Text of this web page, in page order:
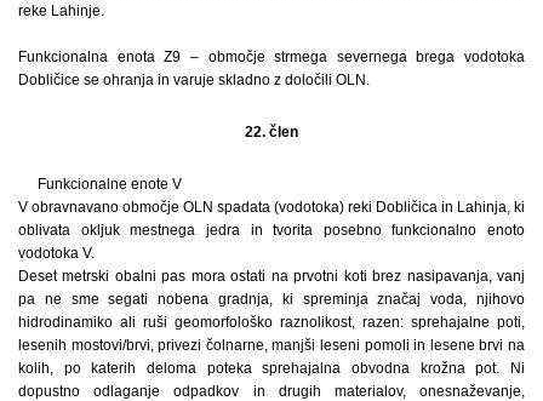
reke Lahinje.
Funkcionalna enota Z9 – območje strmega severnega brega vodotoka
Dobličice se ohranja in varuje skladno z določili OLN.
22. člen
Funkcionalne enote V
V obravnavano območje OLN spadata (vodotoka) reki Dobličica in Lahinja, ki
oblivata okljuk mestnega jedra in tvorita posebno funkcionalno enoto
vodotoka V.
Deset metrski obalni pas mora ostati na prvotni koti brez nasipavanja, vanj
pa ne sme segati nobena gradnja, ki spreminja značaj voda, njihovo
hidrodinamiko ali ruši geomorfološko raznolikost, razen: sprehajalne poti,
lesenih mostovi/brvi, privezi čolnarne, manjši leseni pomoli in lesene brvi na
kolih, po katerih deloma poteka sprehajalna obvodna krožna pot. Ni
dopustno odlaganje odpadkov in drugih materialov, onesnaževanje,